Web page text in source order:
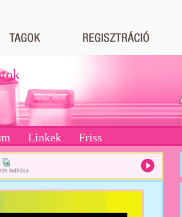
Linkek Friss
indítása